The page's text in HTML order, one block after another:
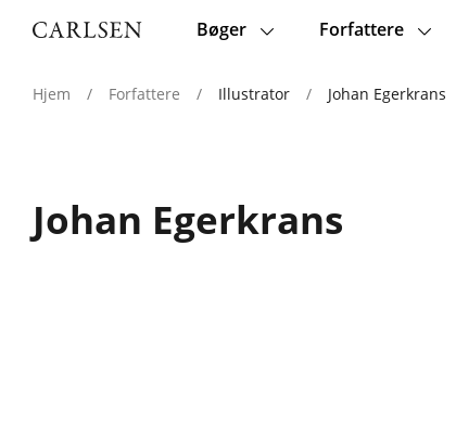
Main
Bøger Forfattere
Hjem / Forfattere / Illustrator / Johan Egerkrans
Johan Egerkrans